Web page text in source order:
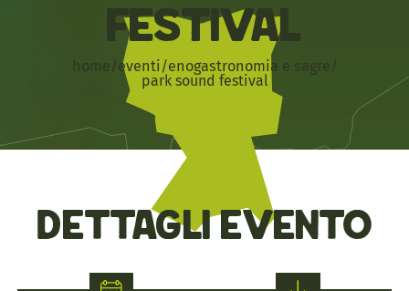
Festival
home /eventi/enogastronomia e sagre /
park sound festival
Dettagli evento